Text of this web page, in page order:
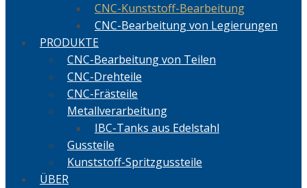
CNC-Kunststoff-Bearbeitung
CNC-Bearbeitung von Legierungen
PRODUKTE
CNC-Bearbeitung von Teilen
CNC-Drehteile
CNC-Frästeile
Metallverarbeitung
IBC-Tanks aus Edelstahl
Gussteile
Kunststoff-Spritzgussteile
ÜBER